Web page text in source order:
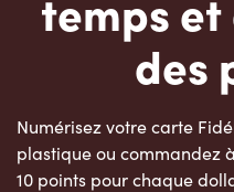
des
Numérisez votre carte
plastique ou commandez
10 points pour chaque